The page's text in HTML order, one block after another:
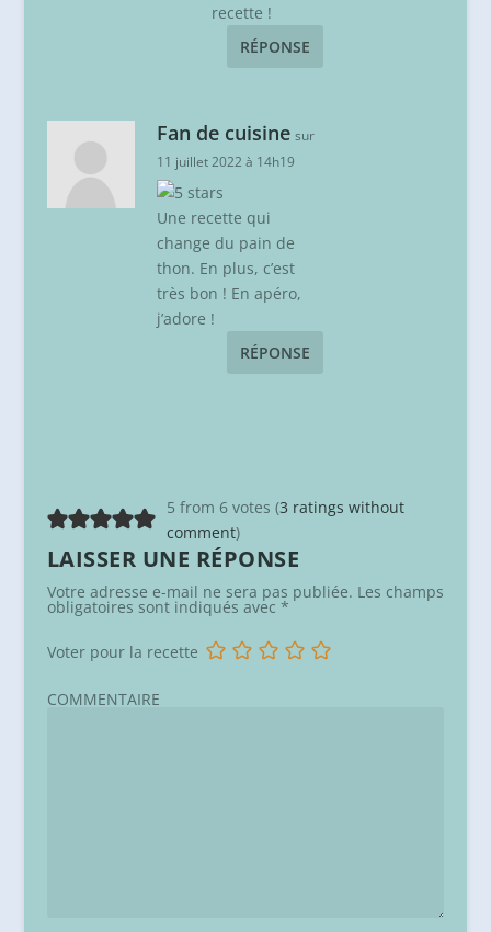
recette !
RÉPONSE
Fan de cuisine sur
11 juillet 2022 à 14h19
Une recette qui
change du pain de
thon. En plus, c’est
très bon ! En apéro,
j’adore !
RÉPONSE
5 from 6 votes (3 ratings without
comment)
LAISSER UNE RÉPONSE
Votre adresse e-mail ne sera pas publiée. Les champs
obligatoires sont indiqués avec *
Voter pour la recette
COMMENTAIRE